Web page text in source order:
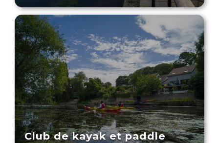
Club de kayak et paddle